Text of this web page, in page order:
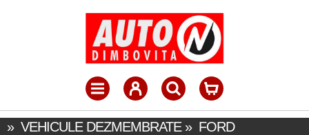
» VEHICULE DEZMEMBRATE» FORD